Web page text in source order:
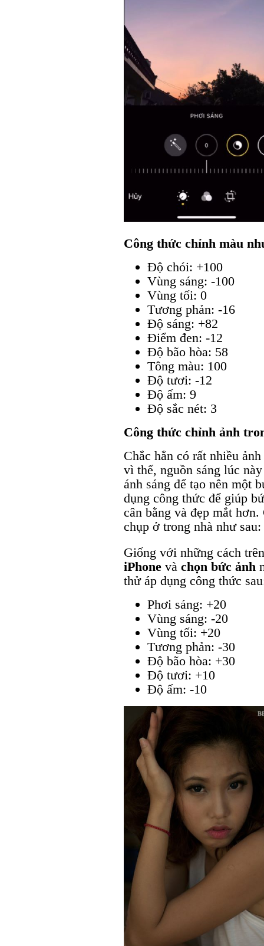
Công thức chỉnh màu
Độ chói: +100
Vùng sáng: -100
Vùng tối: 0
Tương phản: -16
Độ sáng: +82
Điểm đen: -12
Độ bão hòa: 58
Tông màu: 100
Độ tươi: -12
Độ ấm: 9
Độ sắc nét: 3
Công thức chỉnh ảnh
Chắc hẳn có rất nhiều
vì thế, nguồn sáng lúc
ánh sáng để tạo nên một
dụng công thức để giúp
cân bằng và đẹp mắt
chụp ở trong nhà như sau:
Giống với những cách
iPhone và chọn bức ảnh
thử áp dụng công thức
Phơi sáng: +20
Vùng sáng: -20
Vùng tối: +20
Tương phản: -30
Độ bão hòa: +30
Độ tươi: +10
Độ ấm: -10